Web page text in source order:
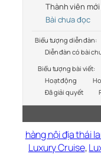
Thành viên
Bài chưa đọc
Biểu tượng diễn đàn:
Diễn đàn có bài
Biểu tượng bài viết:
Hoạt động
Đã giải quyết
hàng nội địa thái
Luxury Cruise,